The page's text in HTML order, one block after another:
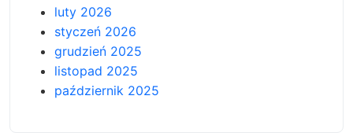
luty 2026
styczeń 2026
grudzień 2025
listopad 2025
październik 2025